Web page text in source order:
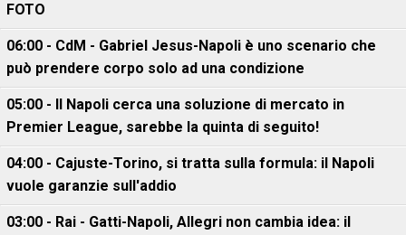
FOTO
06:00 - CdM - Gabriel Jesus-Napoli è uno scenario che
può prendere corpo solo ad una condizione
05:00 - Il Napoli cerca una soluzione di mercato in
Premier League, sarebbe la quinta di seguito!
04:00 - Cajuste-Torino, si tratta sulla formula: il Napoli
vuole garanzie sull'addio
03:00 - Rai - Gatti-Napoli, Allegri non cambia idea: il